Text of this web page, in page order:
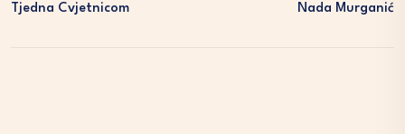
Tjedna Cvjetnicom
Nada Murganić